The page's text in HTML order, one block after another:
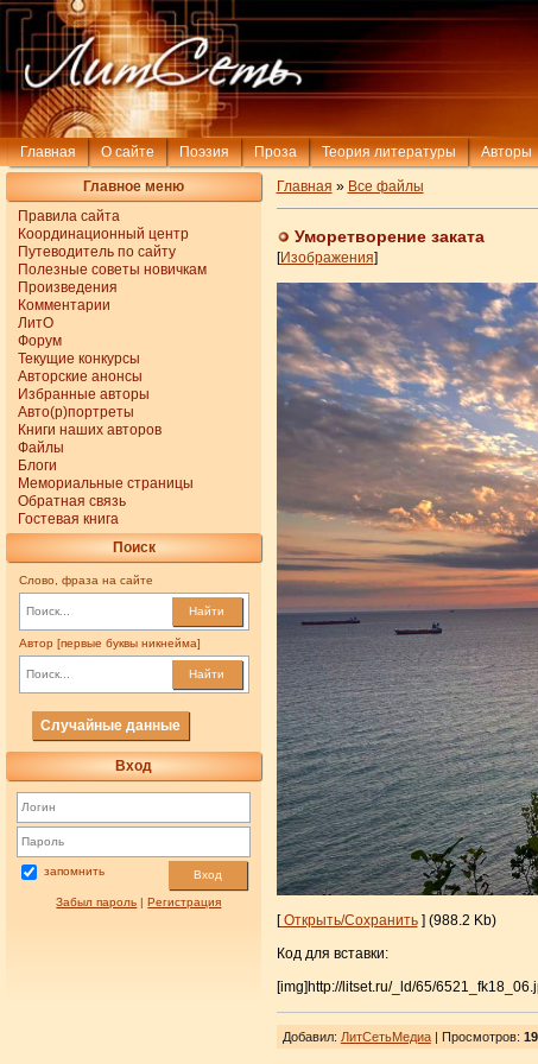
Главная О сайте Поэзия Проза Теория литературы Авторы
Главное меню
Правила сайта
Координационный центр
Путеводитель по сайту
Полезные советы новичкам
Произведения
Комментарии
ЛитО
Форум
Текущие конкурсы
Авторские анонсы
Избранные авторы
Авто(р)портреты
Книги наших авторов
Файлы
Блоги
Мемориальные страницы
Обратная связь
Гостевая книга
Поиск
Слово, фраза на сайте
Найти
Автор [первые буквы никнейма]
Найти
Случайные данные
Вход
запомнить Вход
Забыл пароль |Регистрация
Главная » Все файлы
Уморетворение заката
[Изображения]
[Открыть/Сохранить] (988.2 Kb)
Код для вставки:
[img]http://litset.ru/_ld/65/
Добавил: ЛитСетьМедиа| Просмотров: